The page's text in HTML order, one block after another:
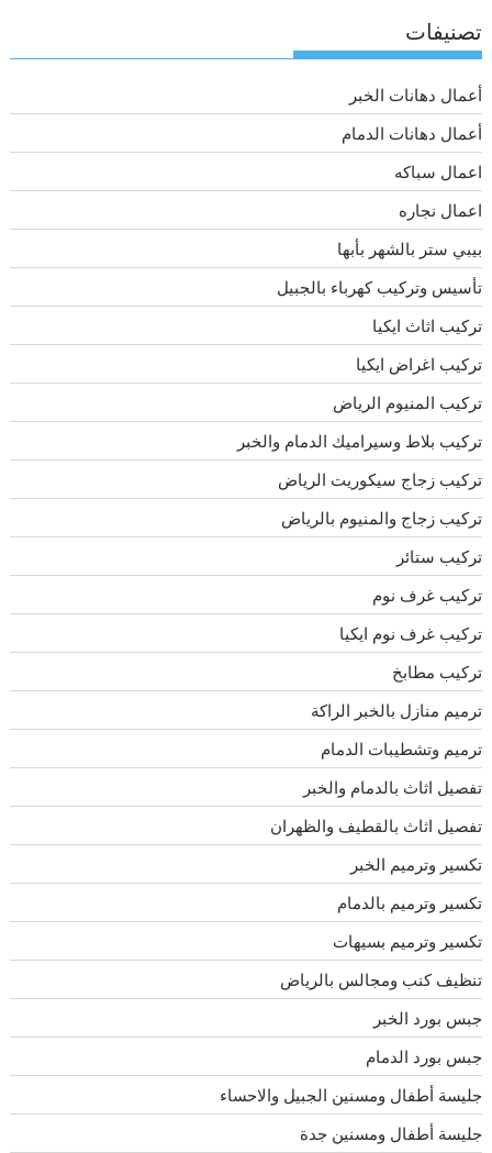
تصنيفات
أعمال دهانات الخبر
أعمال دهانات الدمام
اعمال سباكه
اعمال نجاره
بيبي ستر بالشهر بأبها
تأسيس وتركيب كهرباء بالجبيل
تركيب اثاث ايكيا
تركيب اغراض ايكيا
تركيب المنيوم الرياض
تركيب بلاط وسيراميك الدمام والخبر
تركيب زجاج سيكوريت الرياض
تركيب زجاج والمنيوم بالرياض
تركيب ستائر
تركيب غرف نوم
تركيب غرف نوم ايكيا
تركيب مطابخ
ترميم منازل بالخبر الراكة
ترميم وتشطيبات الدمام
تفصيل اثاث بالدمام والخبر
تفصيل اثاث بالقطيف والظهران
تكسير وترميم الخبر
تكسير وترميم بالدمام
تكسير وترميم بسيهات
تنظيف كنب ومجالس بالرياض
جبس بورد الخبر
جبس بورد الدمام
جليسة أطفال ومسنين الجبيل والاحساء
جليسة أطفال ومسنين جدة